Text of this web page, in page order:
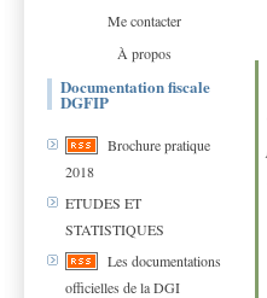
Me contacter
À propos
Documentation fiscale
DGFIP
Brochure pratique
2018
ETUDES ET
STATISTIQUES
Les documentations
officielles de la DGI